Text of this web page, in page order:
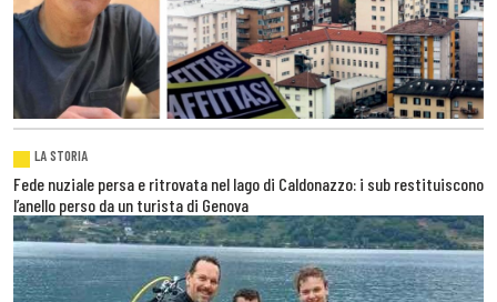
LA STORIA
Fede nuziale persa e ritrovata nel lago di Caldonazzo: i sub restituiscono
l’anello perso da un turista di Genova